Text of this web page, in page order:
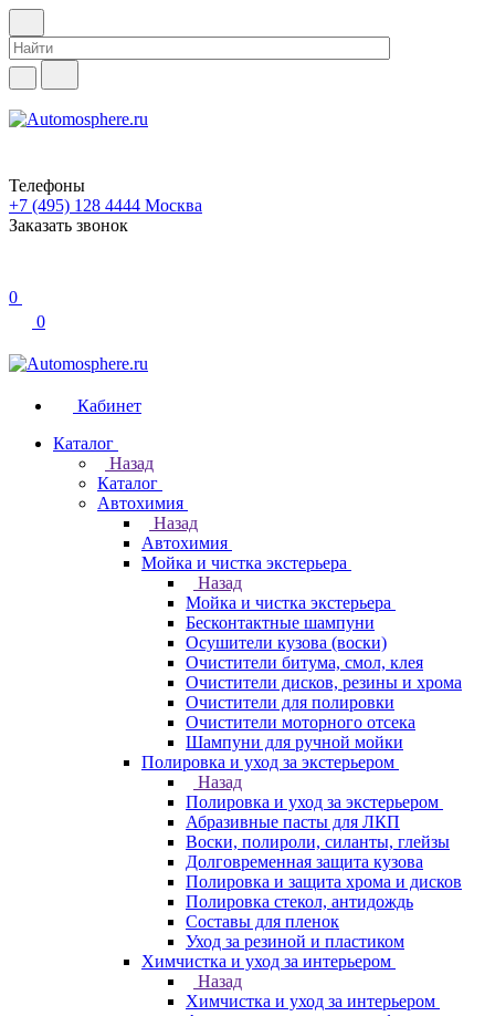
Телефоны
+7 (495) 128 4444 Москва
Заказать звонок
0
0
Кабинет
Каталог
Назад
Каталог
Автохимия
Назад
Автохимия
Мойка и чистка экстерьера
Назад
Мойка и чистка экстерьера
Бесконтактные шампуни
Осушители кузова (воски)
Очистители битума, смол, клея
Очистители дисков, резины и хрома
Очистители для полировки
Очистители моторного отсека
Шампуни для ручной мойки
Полировка и уход за экстерьером
Назад
Полировка и уход за экстерьером
Абразивные пасты для ЛКП
Воски, полироли, силанты, глейзы
Долговременная защита кузова
Полировка и защита хрома и дисков
Полировка стекол, антидождь
Составы для пленок
Уход за резиной и пластиком
Химчистка и уход за интерьером
Назад
Химчистка и уход за интерьером